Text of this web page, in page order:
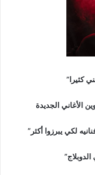
كثيرا”
الأغاني الجديدة
لكي يبرزوا أكثر”